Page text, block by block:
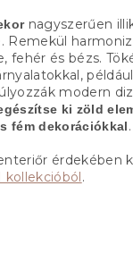
nagyszerűen
Remekül
fehér és bézs.
modern
ki zöld
fém dekorációkkal.
érdekében
kollekcióból.